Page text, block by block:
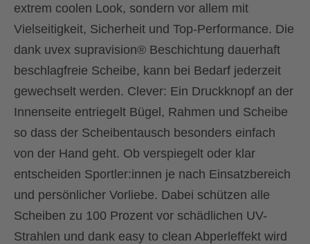
extrem coolen Look, sondern vor allem mit
Vielseitigkeit, Sicherheit und Top-Performance. Die
dank uvex supravision® Beschichtung dauerhaft
beschlagfreie Scheibe, kann bei Bedarf jederzeit
gewechselt werden. Clever: Ein Druckknopf an der
Innenseite entriegelt Bügel, Rahmen und Scheibe
so dass der Scheibentausch besonders einfach
von der Hand geht. Ob verspiegelt oder klar
entscheiden Sportler:innen je nach Einsatzbereich
und persönlicher Vorliebe. Dabei schützen alle
Scheiben zu 100 Prozent vor schädlichen UV-
Strahlen und dank easy to clean Abperleffekt wird